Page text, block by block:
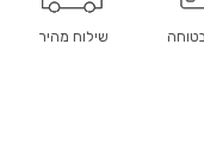
שילוח מהיר